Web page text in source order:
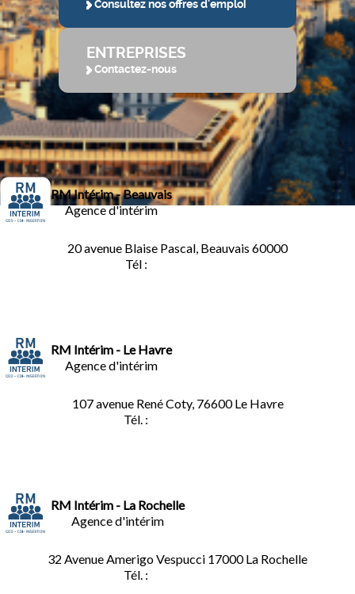
Consultez nos offres d'emploi
ENTREPRISES
Contactez-nous
RM Intérim - Beauvais
Agence d'intérim
20 avenue Blaise Pascal, Beauvais 60000
Tél :
RM Intérim - Le Havre
Agence d'intérim
107 avenue René Coty, 76600 Le Havre
Tél. :
RM Intérim - La Rochelle
Agence d'intérim
32 Avenue Amerigo Vespucci 17000 La Rochelle
Tél. :